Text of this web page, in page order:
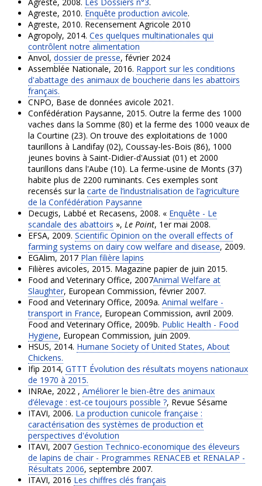
Agreste, 2010. Enquête production avicole.
Agreste, 2010. Recensement Agricole 2010
Agropoly, 2014. Ces quelques multinationales qui
contrôlent notre alimentation
Anvol, dossier de presse, février 2024
Assemblée Nationale, 2016. Rapport sur les conditions
d'abattage des animaux de boucherie dans les abattoirs
français.
CNPO, Base de données avicole 2021.
Confédération Paysanne, 2015. Outre la ferme des 1000
vaches dans la Somme (80) et la ferme des 1000 veaux de
la Courtine (23). On trouve des exploitations de 1000
taurillons à Landifay (02), Coussay-les-Bois (86), 1000
jeunes bovins à Saint-Didier-d'Aussiat (01) et 2000
taurillons dans l'Aube (10). La ferme-usine de Monts (37)
habite plus de 2200 ruminants. Ces exemples sont
recensés sur la carte de l’industrialisation de l’agriculture
de la Confédération Paysanne
Decugis, Labbé et Recasens, 2008. « Enquête - Le
scandale des abattoirs », Le Point, 1er mai 2008.
EFSA, 2009. Scientific Opinion on the overall effects of
farming systems on dairy cow welfare and disease, 2009.
EGAlim, 2017 Plan filière lapins
Filières avicoles, 2015. Magazine papier de juin 2015.
Food and Veterinary Office, 2007Animal Welfare at
Slaughter, European Commission, février 2007.
Food and Veterinary Office, 2009a. Animal welfare -
transport in France, European Commission, avril 2009.
Food and Veterinary Office, 2009b. Public Health - Food
Hygiene, European Commission, juin 2009.
HSUS, 2014. Humane Society of United States, About
Chickens.
Ifip 2014, GTTT Évolution des résultats moyens nationaux
de 1970 à 2015.
INRAe, 2022 , Améliorer le bien-être des animaux
d’élevage : est-ce toujours possible ?, Revue Sésame
ITAVI, 2006. La production cunicole française :
caractérisation des systèmes de production et
perspectives d'évolution
ITAVI, 2007 Gestion Technico-economique des éleveurs
de lapins de chair - Programmes RENACEB et RENALAP -
Résultats 2006, septembre 2007.
ITAVI, 2016 Les chiffres clés français